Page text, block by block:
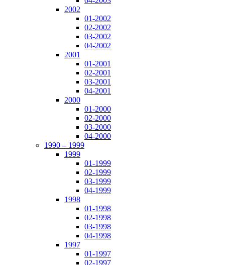
2002
01-2002
02-2002
03-2002
04-2002
2001
01-2001
02-2001
03-2001
04-2001
2000
01-2000
02-2000
03-2000
04-2000
1990 – 1999
1999
01-1999
02-1999
03-1999
04-1999
1998
01-1998
02-1998
03-1998
04-1998
1997
01-1997
02-1997